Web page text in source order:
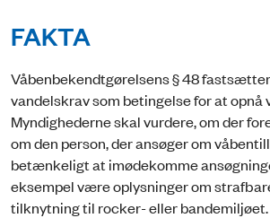
FAKTA
Våbenbekendtgørelsens § 48
vandelskrav som betingelse for at opnå
Myndighederne skal vurdere, om der
om den person, der ansøger om
betænkeligt at imødekomme
eksempel være oplysninger om
tilknytning til rocker- eller bandemiljøet.